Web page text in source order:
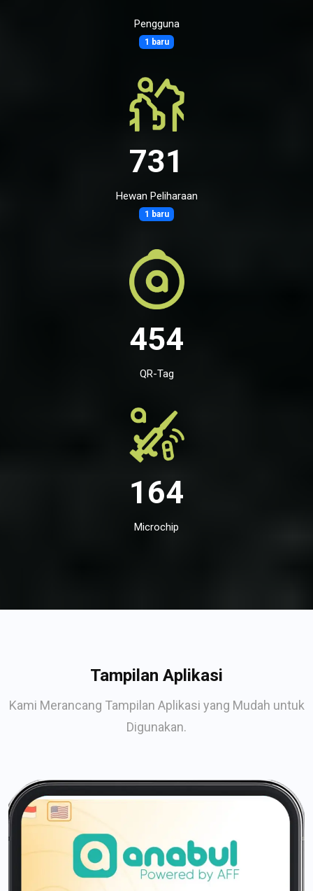
Pengguna
1 baru
731
Hewan Peliharaan
1 baru
454
QR-Tag
164
Microchip
Tampilan Aplikasi
Kami Merancang Tampilan Aplikasi yang Mudah untuk
Digunakan.